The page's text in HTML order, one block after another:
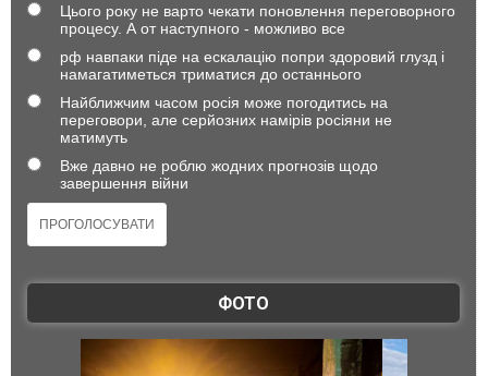
Цього року не варто чекати поновлення переговорного
процесу. А от наступного - можливо все
рф навпаки піде на ескалацію попри здоровий глузд і
намагатиметься триматися до останнього
Найближчим часом росія може погодитись на
переговори, але серйозних намірів росіяни не
матимуть
Вже давно не роблю жодних прогнозів щодо
завершення війни
ФОТО